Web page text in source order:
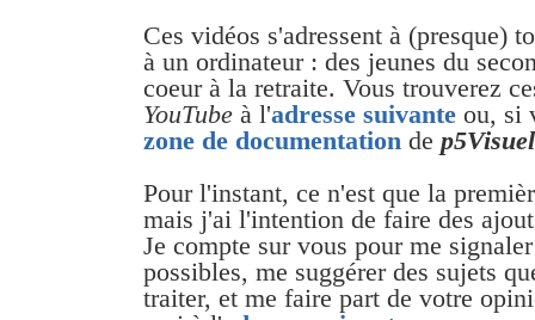
Ces vidéos s'adressent à (presque)
à un ordinateur : des jeunes du
coeur à la retraite. Vous trouverez
YouTube à l'adresse suivante ou, si
zone de documentation de p5Visuel
Pour l'instant, ce n'est que la
mais j'ai l'intention de faire des
Je compte sur vous pour me
possibles, me suggérer des sujets
traiter, et me faire part de votre